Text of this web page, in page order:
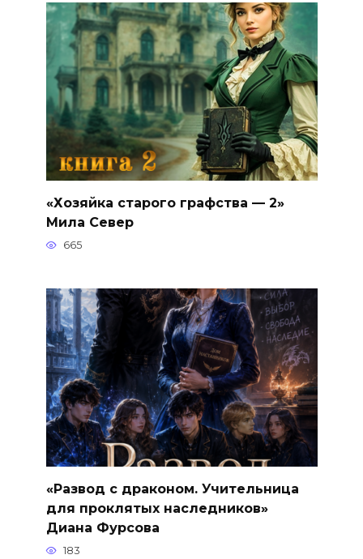
«Хозяйка старого графства — 2»
Мила Север
665
«Развод с драконом. Учительница
для проклятых наследников»
Диана Фурсова
183